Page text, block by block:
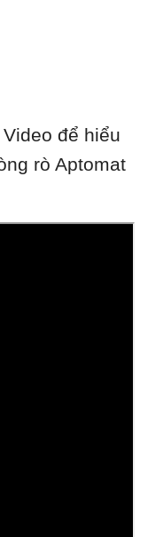
để hiểu
rò Aptomat